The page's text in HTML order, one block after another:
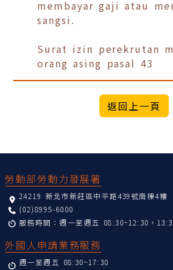
membayar gaji atau
sangsi.
Surat izin perekrutan
orang asing pasal 43
返回上一頁
勞動部勞動力發展署
24219 新北市新莊區中平路439號南棟4樓
(02)8995-6000
服務時間：週一至週五 08:30~12:30，
外國人申請業務服務
週一至週五 08:30~17:30